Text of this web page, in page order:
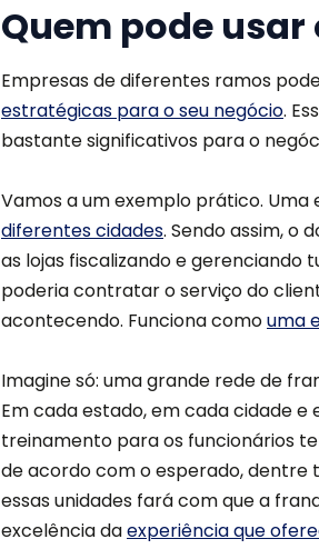
Quem pode
Empresas de diferentes ramos
estratégicas para o seu negócio.
bastante significativos para o
Vamos a um exemplo prático.
diferentes cidades. Sendo assim, o
as lojas fiscalizando e gerenciando
poderia contratar o serviço do
acontecendo. Funciona comouma
Imagine só: uma grande rede de
Em cada estado, em cada cidade e
treinamento para os funcionários
de acordo com o esperado, dentre
essas unidades fará com que a
excelência daexperiência que